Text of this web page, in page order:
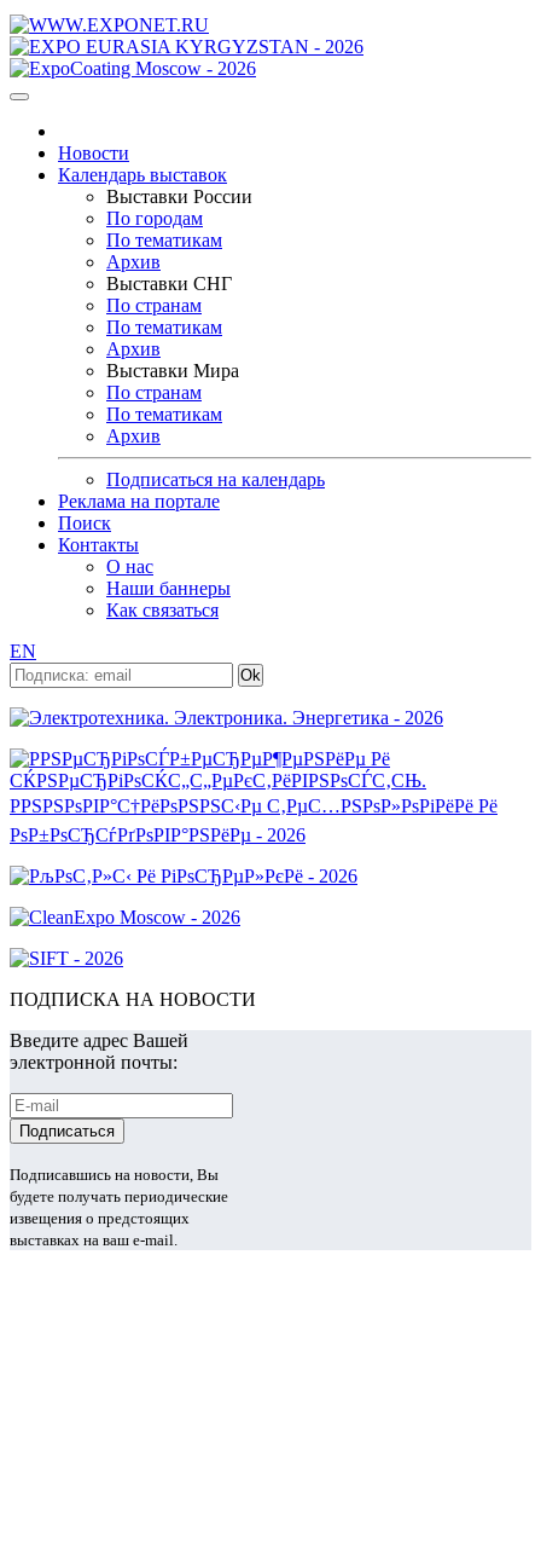
Новости
Календарь выставок
Выставки России
По городам
По тематикам
Архив
Выставки СНГ
По странам
По тематикам
Архив
Выставки Мира
По странам
По тематикам
Архив
Подписаться на календарь
Реклама на портале
Поиск
Контакты
О нас
Наши баннеры
Как связаться
EN
ПОДПИСКА НА НОВОСТИ
Введите адрес Вашей
электронной почты:
Подписавшись на новости, Вы
будете получать периодические
извещения о предстоящих
выставках на ваш e-mail.